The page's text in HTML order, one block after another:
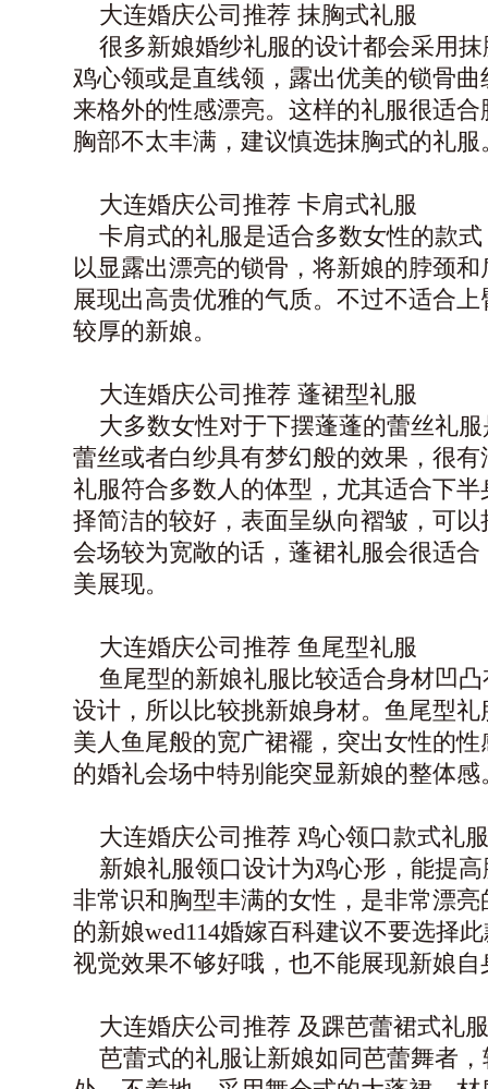
大连婚庆公司 推荐 抹胸式礼服
很多新娘婚纱礼服的设计都会采用
鸡心领或是直线领，露出优美的锁骨
来格外的性感漂亮。这样的礼服很适
胸部不太丰满，建议慎选抹胸式的礼服
大连婚庆公司 推荐 卡肩式礼服
卡肩式的礼服是适合多数女性的款
以显露出漂亮的锁骨，将新娘的脖颈
展现出高贵优雅的气质。不过不适合
较厚的新娘。
大连婚庆公司 推荐 蓬裙型礼服
大多数女性对于下摆蓬蓬的蕾丝礼
蕾丝或者白纱具有梦幻般的效果，很
礼服符合多数人的体型，尤其适合下
择简洁的较好，表面呈纵向褶皱，可
会场较为宽敞的话，蓬裙礼服会很适
美展现。
大连婚庆公司 推荐 鱼尾型礼服
鱼尾型的新娘礼服比较适合身材凹
设计，所以比较挑新娘身材。鱼尾型
美人鱼尾般的宽广裙襬，突出女性的
的婚礼会场中特别能突显新娘的整体感
大连婚庆公司 推荐 鸡心领口款式礼服
新娘礼服领口设计为鸡心形，能提
非常识和胸型丰满的女性，是非常漂
的新娘wed114婚嫁百科建议不要选择
视觉效果不够好哦，也不能展现新娘自
大连婚庆公司 推荐 及踝芭蕾裙式礼服
芭蕾式的礼服让新娘如同芭蕾舞者